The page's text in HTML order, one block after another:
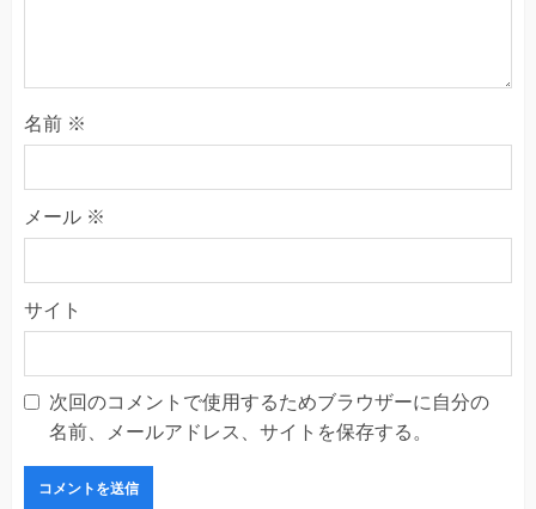
名前 ※
メール ※
サイト
次回のコメントで使用するためブラウザーに自分の
名前、メールアドレス、サイトを保存する。